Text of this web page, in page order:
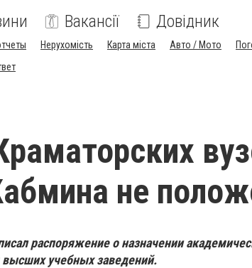
Вакансії Довідник
Нерухомість Карта міста Авто / Мото
не
распоряжение о назначении
учебных заведений.